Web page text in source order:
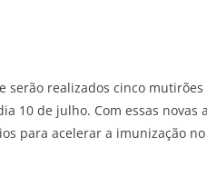
serão realizados cinco mutirões
10 de julho. Com essas novas
para acelerar a imunização